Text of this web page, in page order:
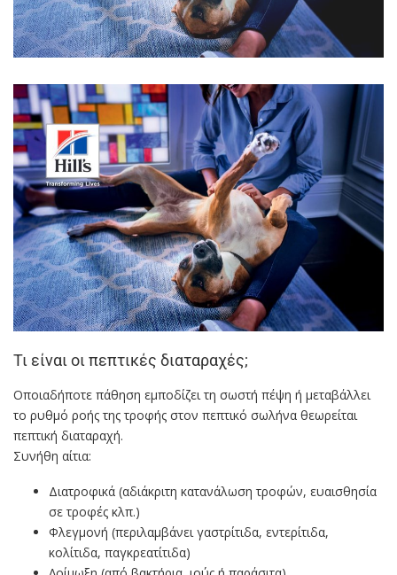
Τι είναι οι πεπτικές διαταραχές;
Οποιαδήποτε πάθηση εμποδίζει τη σωστή πέψη ή μεταβάλλει
το ρυθμό ροής της τροφής στον πεπτικό σωλήνα θεωρείται
πεπτική διαταραχή.
Συνήθη αίτια:
Διατροφικά (αδιάκριτη κατανάλωση τροφών, ευαισθησία
σε τροφές κλπ.)
Φλεγμονή (περιλαμβάνει γαστρίτιδα, εντερίτιδα,
κολίτιδα, παγκρεατίτιδα)